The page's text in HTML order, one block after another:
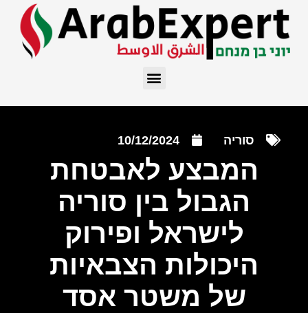
סוריה 10/12/2024
המבצע לאבטחת
הגבול בין סוריה
לישראל ופירוק
היכולות הצבאיות
של משטר אסד